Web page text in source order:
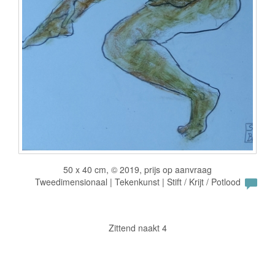
50 x 40 cm, © 2019, prijs op aanvraag
Tweedimensionaal | Tekenkunst | Stift / Krijt / Potlood
Zittend naakt 4